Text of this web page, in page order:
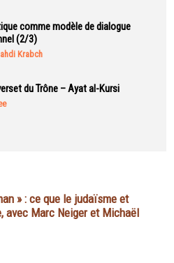
comme modèle de dialogue
(2/3)
Krabch
du Trône – Ayat al-Kursi
» : ce que le judaïsme et
avec Marc Neiger et Michaël